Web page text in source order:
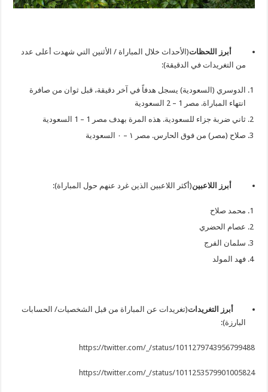
أبرز اللحظات(الأحداث خلال المباراة / الأثنين التي شهدت أعلى عدد
من التغريدات في الدقيقة):
الدوسري (السعودية) يسجل هدفاً في آخر دقيقة، قبل ثوان من صافرة
انتهاء المباراة. مصر 1 – 2 السعودية
ثاني ضربة جزاء للسعودية. هذه المرة بهدف مصر 1 – 1 السعودية
صلاح (مصر) من فوق الحارس. مصر ١ – ٠ السعودية
أبرز اللاعبين(أكثر اللاعبين الذين غرد عنهم حول المباراة):
محمد صلاح
عصام الحضري
سلمان الفرج
فهد المولد
أبرز التغريدات(تغريدات عن المباراة من قبل الشخصيات/ الحسابات
البارزة):
https://twitter.com/_/status/1011279743956799488
https://twitter.com/_/status/1011253579901005824